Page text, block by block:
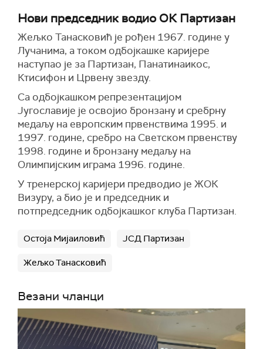
Нови председник водио ОК Партизан
Жељко Танасковић је рођен 1967. године у
Лучанима, а током одбојкашке каријере
наступао је за Партизан, Панатинаикос,
Ктисифон и Црвену звезду.
Са одбојкашком репрезентацијом
Југославије је освојио бронзану и сребрну
медаљу на европским првенствима 1995. и
1997. године, сребро на Светском првенству
1998. године и бронзану медаљу на
Олимпијским играма 1996. године.
У тренерској каријери предводио је ЖОК
Визуру, а био је и председник и
потпредседник одбојкашког клуба Партизан.
Остоја Мијаиловић ЈСД Партизан
Жељко Танасковић
Везани чланци